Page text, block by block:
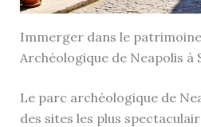
Immerger dans le
Archéologique de Neapolis à
Le parc archéologique de
des sites les plus